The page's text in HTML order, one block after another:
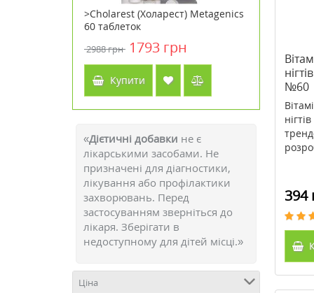
>Cholarest (Холарест) Metagenics
60 таблеток
2988 грн 1793 грн
Купити
>Крем
«Дієтичні добавки не є
лікарськими засобами. Не
призначені для діагностики,
лікування або профілактики
захворювань. Перед
застосуванням зверніться до
лікаря. Зберігати в
недоступному для дітей місці.»
Ціна
№60
394